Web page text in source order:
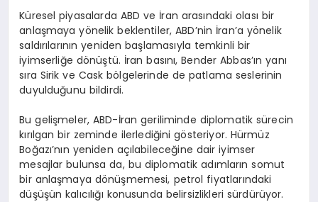
Küresel piyasalarda ABD ve İran arasındaki olası bir
anlaşmaya yönelik beklentiler, ABD’nin İran’a yönelik
saldırılarının yeniden başlamasıyla temkinli bir
iyimserliğe dönüştü. İran basını, Bender Abbas’ın yanı
sıra Sirik ve Cask bölgelerinde de patlama seslerinin
duyulduğunu bildirdi.
Bu gelişmeler, ABD-İran geriliminde diplomatik sürecin
kırılgan bir zeminde ilerlediğini gösteriyor. Hürmüz
Boğazı’nın yeniden açılabileceğine dair iyimser
mesajlar bulunsa da, bu diplomatik adımların somut
bir anlaşmaya dönüşmemesi, petrol fiyatlarındaki
düşüşün kalıcılığı konusunda belirsizlikleri sürdürüyor.